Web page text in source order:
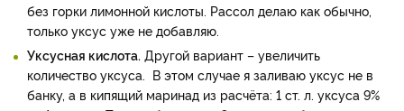
без горки лимонной кислоты. Рассол делаю как обычно,
только уксус уже не добавляю.
Уксусная кислота. Другой вариант – увеличить
количество уксуса. В этом случае я заливаю уксус не в
банку, а в кипящий маринад из расчёта: 1 ст. л. уксуса 9%